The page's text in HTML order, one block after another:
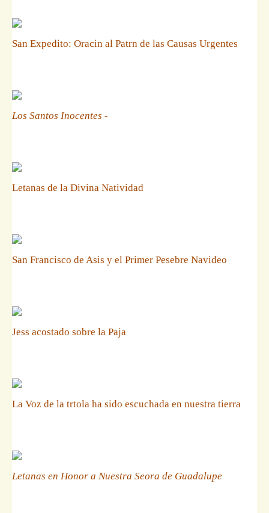
San Expedito: Oracin al Patrn de las Causas Urgentes
Los Santos Inocentes -
Letanas de la Divina Natividad
San Francisco de Asis y el Primer Pesebre Navideo
Jess acostado sobre la Paja
La Voz de la trtola ha sido escuchada en nuestra tierra
Letanas en Honor a Nuestra Seora de Guadalupe